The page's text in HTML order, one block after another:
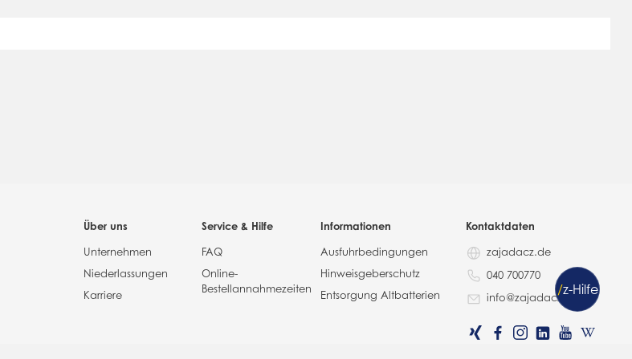
Über uns
Unternehmen
Niederlassungen
Karriere
Service & Hilfe
FAQ
Online-
Bestellannahmezeiten
Informationen
Ausfuhrbedingungen
Hinweisgeberschutz
Entsorgung Altbatterien
Kontaktdaten
zajadacz.de
040 700770
info@zajadacz.de
/z-Hilfe